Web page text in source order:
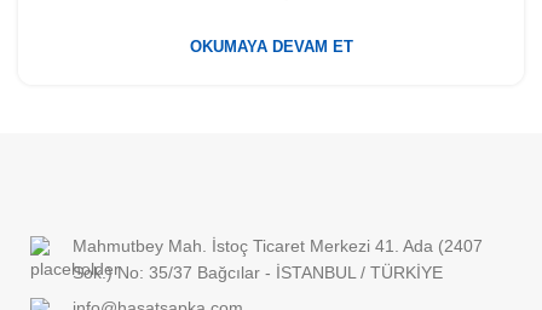
OKUMAYA DEVAM ET
Mahmutbey Mah. İstoç Ticaret Merkezi 41. Ada (2407
Sok.) No: 35/37 Bağcılar - İSTANBUL / TÜRKİYE